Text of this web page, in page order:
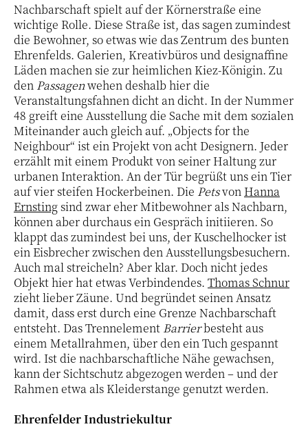
Nachbarschaft spielt auf der Körnerstraße eine
wichtige Rolle. Diese Straße ist, das sagen zumindest
die Bewohner, so etwas wie das Zentrum des bunten
Ehrenfelds. Galerien, Kreativbüros und designaffine
Läden machen sie zur heimlichen Kiez-Königin. Zu
den Passagenwehen deshalb hier die
Veranstaltungsfahnen dicht an dicht. In der Nummer
48 greift eine Ausstellung die Sache mit dem sozialen
Miteinander auch gleich auf. „Objects for the
Neighbour“ ist ein Projekt von acht Designern. Jeder
erzählt mit einem Produkt von seiner Haltung zur
urbanen Interaktion. An der Tür begrüßt uns ein Tier
auf vier steifen Hockerbeinen. Die Petsvon Hanna
Ernstingsind zwar eher Mitbewohner als Nachbarn,
können aber durchaus ein Gespräch initiieren. So
klappt das zumindest bei uns, der Kuschelhocker ist
ein Eisbrecher zwischen den Ausstellungsbesuchern.
Auch mal streicheln? Aber klar. Doch nicht jedes
Objekt hier hat etwas Verbindendes. Thomas Schnur
zieht lieber Zäune. Und begründet seinen Ansatz
damit, dass erst durch eine Grenze Nachbarschaft
entsteht. Das Trennelement Barrierbesteht aus
einem Metallrahmen, über den ein Tuch gespannt
wird. Ist die nachbarschaftliche Nähe gewachsen,
kann der Sichtschutz abgezogen werden – und der
Rahmen etwa als Kleiderstange genutzt werden.
Ehrenfelder Industriekultur